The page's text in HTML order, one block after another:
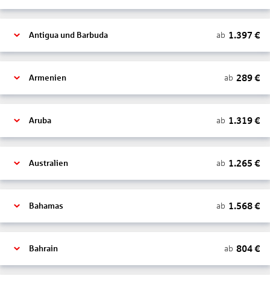
Antigua und Barbuda ab 1.397 €
Armenien ab 289€
Aruba ab 1.319€
Australien ab 1.265 €
Bahamas ab 1.568€
Bahrain ab 804€